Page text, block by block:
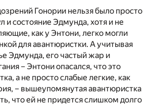
Гонории нельзя было просто
и состояние Эдмунда, хотя и не
как у Энтони, легко могли
для авантюристки. А учитывая
Эдмунда, его частый жар и
– Энтони опасался, что это
а не просто слабые легкие, как
– вышеупомянутая авантюристка
что ей не придется слишком долго